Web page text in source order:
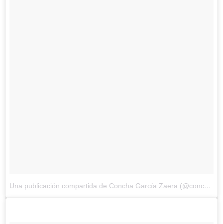
Una publicación compartida de Concha García Zaera (@conchagzaera)